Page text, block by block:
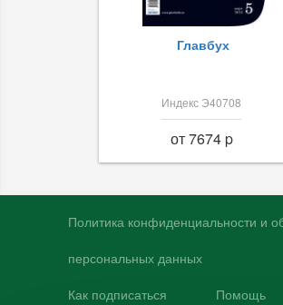
Главбух
Индекс Э40708
от 7674 p
Политика конфиденциальности и
персональных данных
Как подписаться Помощь